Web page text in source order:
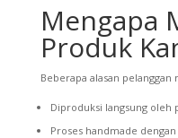
Mengapa
Produk
Beberapa alasan
Diproduksi langsung oleh
Proses handmade dengan